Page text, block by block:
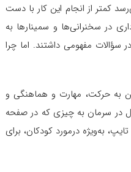
کمتر از انجام این کار با دست
برای یادداشت‌برداری در سخنرانی‌ها و سمینارها به
مفهومی داشتند. اما چرا
به حرکت، مهارت و هماهنگی و
در سرمان به چیزی که در صفحه
به‌ویژه درمورد کودکان، برای